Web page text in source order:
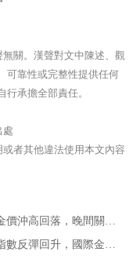
關。漢聲對文中陳述、觀
可靠性或完整性提供任何
承擔全部責任。
處
者其他違法使用本文內容
回落，晚間關注數據影響
回升，國際金價沖高回落